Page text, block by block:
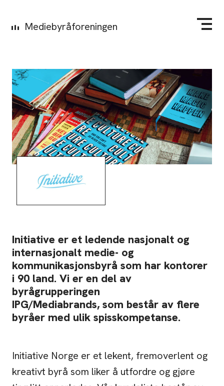
Mediebyråforeningen
Initiative er et ledende nasjonalt og
internasjonalt medie- og
kommunikasjonsbyrå som har kontorer
i 90 land. Vi er en del av
byrågrupperingen
IPG/Mediabrands, som består av flere
byråer med ulik spisskompetanse.
Initiative Norge er et lekent, fremoverlent og
kreativt byrå som liker å utfordre og gjøre